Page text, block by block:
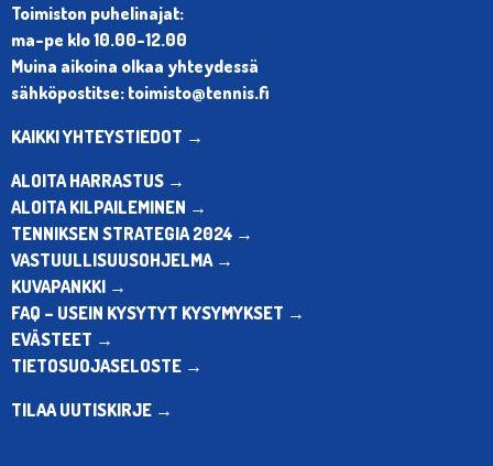
Toimiston puhelinajat:
ma-pe klo 10.00-12.00
Muina aikoina olkaa yhteydessä
sähköpostitse: toimisto@tennis.fi
KAIKKI YHTEYSTIEDOT →
ALOITA HARRASTUS →
ALOITA KILPAILEMINEN →
TENNIKSEN STRATEGIA 2024 →
VASTUULLISUUSOHJELMA →
KUVAPANKKI →
FAQ – USEIN KYSYTYT KYSYMYKSET →
EVÄSTEET →
TIETOSUOJASELOSTE →
TILAA UUTISKIRJE →